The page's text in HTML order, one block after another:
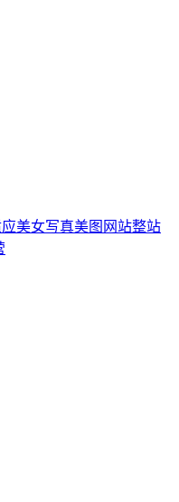
应美女写真美图网站整站